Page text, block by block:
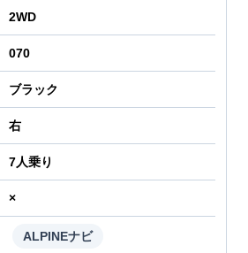
2WD
070
ブラック
右
7人乗り
×
ALPINEナビ